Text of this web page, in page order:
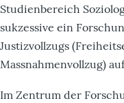
Studienbereich
sukzessive ein
Justizvollzugs
Massnahmenvollzug)
Im Zentrum der